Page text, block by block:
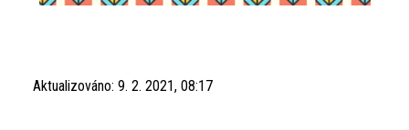
Aktualizováno: 9. 2. 2021, 08:17